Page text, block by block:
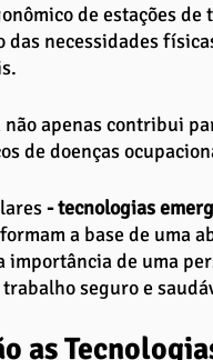
de estações
das necessidades
apenas contribui
de doenças
- tecnologias
a base de uma
importância de uma
seguro e
as